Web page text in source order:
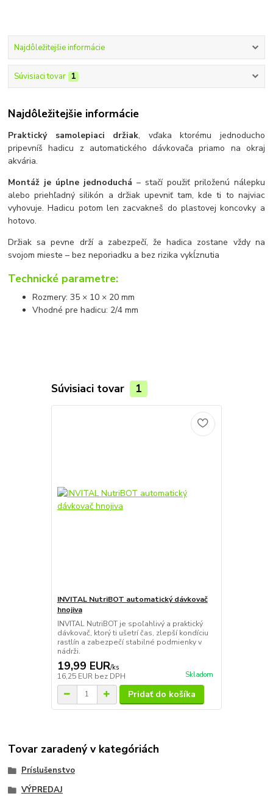
Najdôležitejšie informácie
Súvisiaci tovar 1
Najdôležitejšie informácie
Praktický samolepiaci držiak, vďaka ktorému jednoducho
pripevníš hadicu z automatického dávkovača priamo na okraj
akvária.
Montáž je úplne jednoduchá – stačí použiť priloženú nálepku
alebo priehľadný silikón a držiak upevniť tam, kde ti to najviac
vyhovuje. Hadicu potom len zacvakneš do plastovej koncovky a
hotovo.
Držiak sa pevne drží a zabezpečí, že hadica zostane vždy na
svojom mieste – bez neporiadku a bez rizika vykĺznutia
Technické parametre:
Rozmery: 35 × 10 × 20 mm
Vhodné pre hadicu: 2/4 mm
Súvisiaci tovar 1
INVITAL NutriBOT automatický dávkovač
hnojiva
INVITAL NutriBOT je spoľahlivý a praktický
dávkovač, ktorý ti ušetrí čas, zlepší kondíciu
rastlín a zabezpečí stabilné podmienky v
nádrži.
19,99 EUR/ks
16,25 EUR bez DPH Skladom
Pridať do košíka
Tovar zaradený v kategóriách
Príslušenstvo
VÝPREDAJ